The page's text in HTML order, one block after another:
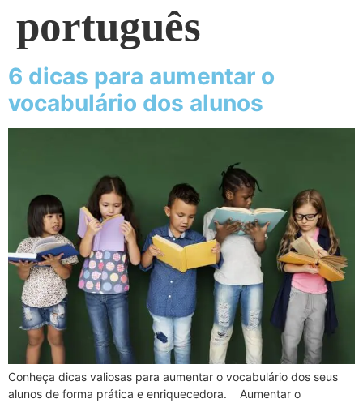
português
6 dicas para aumentar o
vocabulário dos alunos
Conheça dicas valiosas para aumentar o vocabulário dos seus
alunos de forma prática e enriquecedora. Aumentar o